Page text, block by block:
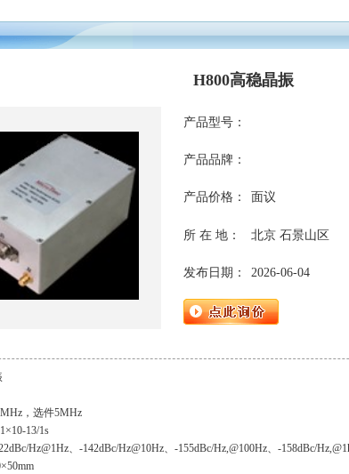
H800高稳晶振
产品型号：
产品品牌：
产品价格： 面议
所 在 地： 北京 石景山区
发布日期： 2026-06-04
，选件5MHz
13/1s
Hz@1Hz、-142dBc/Hz@10Hz、-155dBc/Hz,@100Hz、-158dBc/